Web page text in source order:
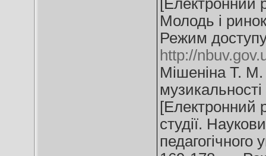
[Електронний
Молодь і
Режим
http://
Мішеніна Т. М.
[Електронний
студії.